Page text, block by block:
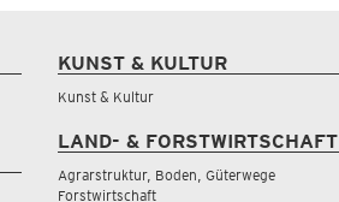
KUNST & KULTUR
Kunst & Kultur
LAND- & FORSTWIRTSCHAFT
Agrarstruktur, Boden, Güterwege
Forstwirtschaft